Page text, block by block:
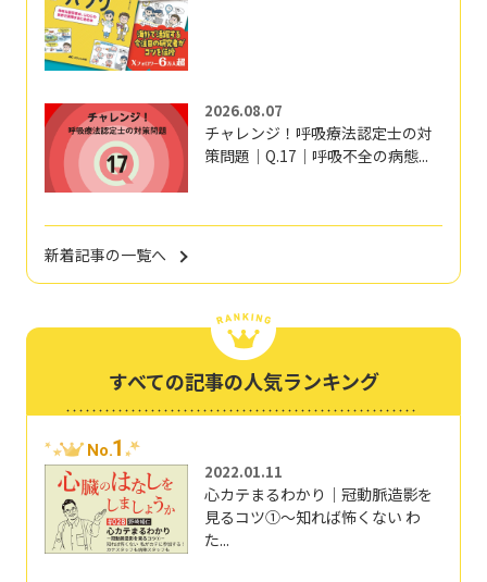
2026.08.07
チャレンジ！呼吸療法認定士の対
策問題｜Q.17｜呼吸不全の病態...
新着記事の一覧へ
すべての記事の人気ランキング
No.1
2022.01.11
心カテまるわかり｜冠動脈造影を
見るコツ①～知れば怖くない わ
た...